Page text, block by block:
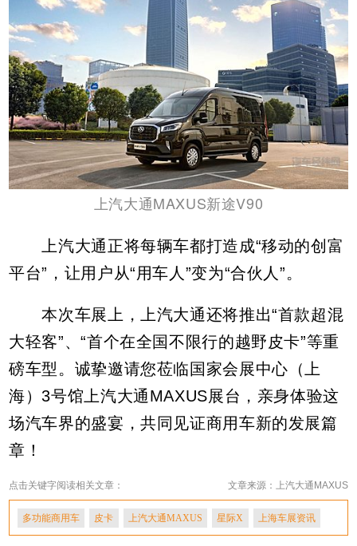
上汽大通MAXUS新途V90
上汽大通正将每辆车都打造成“移动的创富
平台”，让用户从“用车人”变为“合伙人”。
本次车展上，上汽大通还将推出“首款超混
大轻客”、“首个在全国不限行的越野皮卡”等重
磅车型。诚挚邀请您莅临国家会展中心（上
海）3号馆上汽大通MAXUS展台，亲身体验这
场汽车界的盛宴，共同见证商用车新的发展篇
章！
点击关键字阅读相关文章： 文章来源：上汽大通MAXUS
多功能商用车 皮卡 上汽大通MAXUS 星际X 上海车展资讯